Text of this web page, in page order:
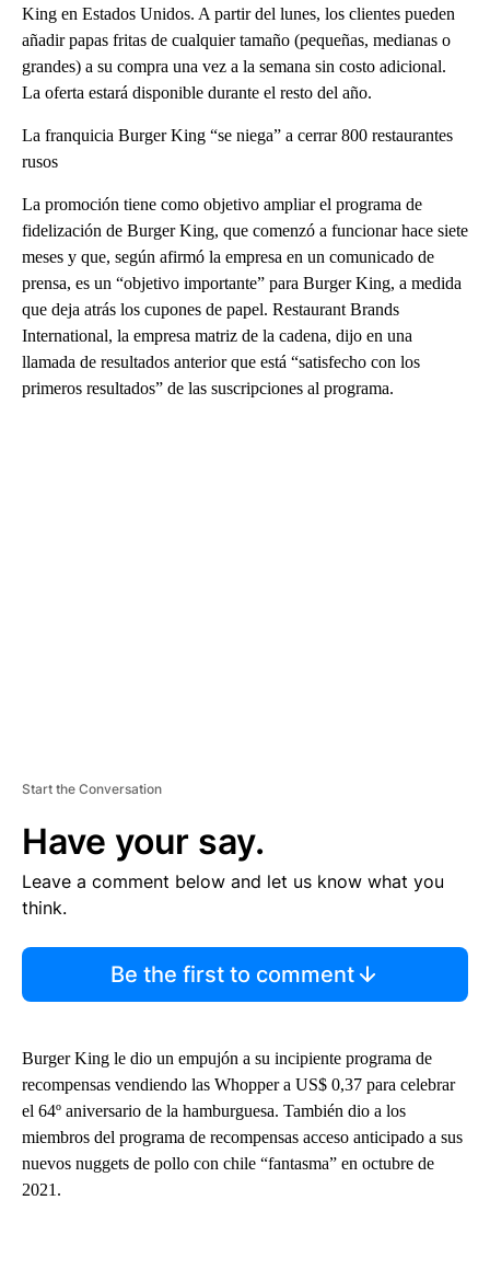
King en Estados Unidos. A partir del lunes, los clientes pueden
añadir papas fritas de cualquier tamaño (pequeñas, medianas o
grandes) a su compra una vez a la semana sin costo adicional.
La oferta estará disponible durante el resto del año.
La franquicia Burger King “se niega” a cerrar 800 restaurantes
rusos
La promoción tiene como objetivo ampliar el programa de
fidelización de Burger King, que comenzó a funcionar hace siete
meses y que, según afirmó la empresa en un comunicado de
prensa, es un “objetivo importante” para Burger King, a medida
que deja atrás los cupones de papel. Restaurant Brands
International, la empresa matriz de la cadena, dijo en una
llamada de resultados anterior que está “satisfecho con los
primeros resultados” de las suscripciones al programa.
Start the Conversation
Have your say.
Leave a comment below and let us know what you
think.
Be the first to comment
Burger King le dio un empujón a su incipiente programa de
recompensas vendiendo las Whopper a US$ 0,37 para celebrar
el 64º aniversario de la hamburguesa. También dio a los
miembros del programa de recompensas acceso anticipado a sus
nuevos nuggets de pollo con chile “fantasma” en octubre de
2021.